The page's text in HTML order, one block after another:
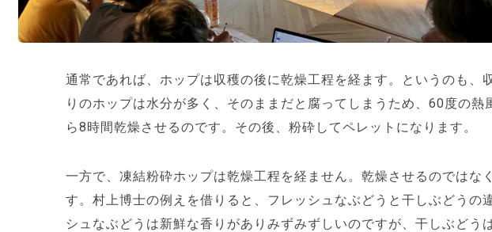
通常であれば、ホップは収穫の後に乾燥工程を経ます。というのも、
りのホップは水分が多く、そのままだと腐ってしまうため、60度の熱
ら8時間乾燥させるのです。その後、粉砕してペレットになります。
一方で、凍結粉砕ホップは乾燥工程を経ません。乾燥させるのではな
す。村上博士の例えを借りると、フレッシュなぶどうと干しぶどうの
シュなぶどうは新鮮な香りがありみずみずしいのですが、干しぶどう